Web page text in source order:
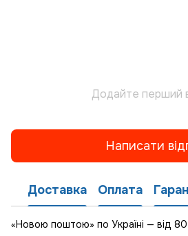
Додайте перший
Написати
Доставка Оплата
«Новою поштою» по Україні — від 80